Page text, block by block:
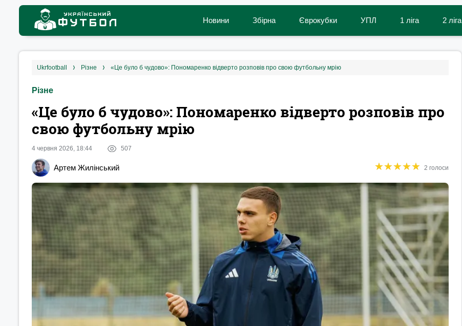
Новини Збірна Єврокубки УПЛ 1 ліга 2 ліга
ukrfootball різне «Це було б чудово»: Пономаренко відверто розповів про свою футбольну мрію
Різне
«Це було б чудово»: Пономаренко відверто розповів про
свою футбольну мрію
4 червня 2026, 18:44 507
Артем Жилінський ★★★★★
★★★★★ 2 голоси